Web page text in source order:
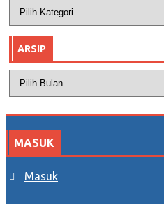
Kategori
ARSIP
Arsip
MASUK
Masuk